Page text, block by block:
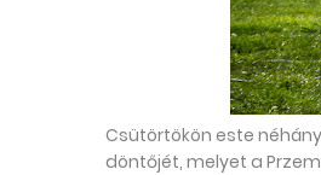
Csütörtökön este
döntőjét, melyet a